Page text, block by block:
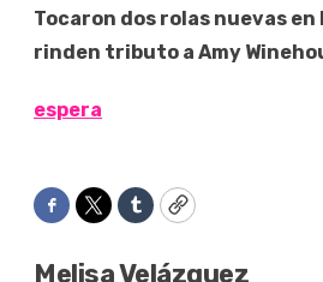
Tocaron dos rolas nuevas en
rinden tributo a Amy
espera
Facebook
TwitterTumblrCopy
Melisa Velázquez